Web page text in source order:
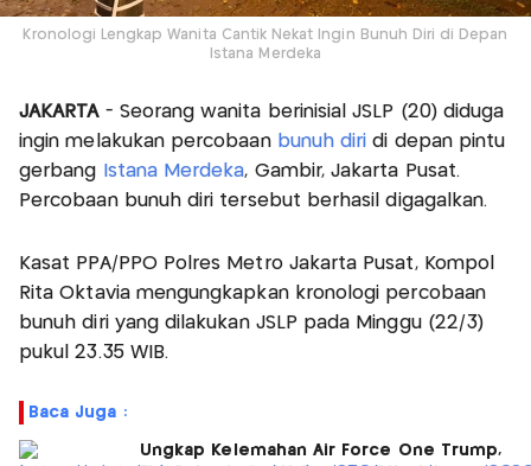
Kronologi Lengkap Wanita Cantik Nekat Ingin Bunuh Diri di Depan
Istana Merdeka
JAKARTA - Seorang wanita berinisial JSLP (20) diduga
ingin melakukan percobaanbunuh diridi depan pintu
gerbang
Istana Merdeka, Gambir, Jakarta Pusat.
Percobaan bunuh diri tersebut berhasil digagalkan.
Kasat PPA/PPO Polres Metro Jakarta Pusat, Kompol
Rita Oktavia mengungkapkan kronologi percobaan
bunuh diri yang dilakukan JSLP pada Minggu (22/3)
pukul 23.35 WIB.
Baca Juga :
Ungkap Kelemahan Air Force One Trump,